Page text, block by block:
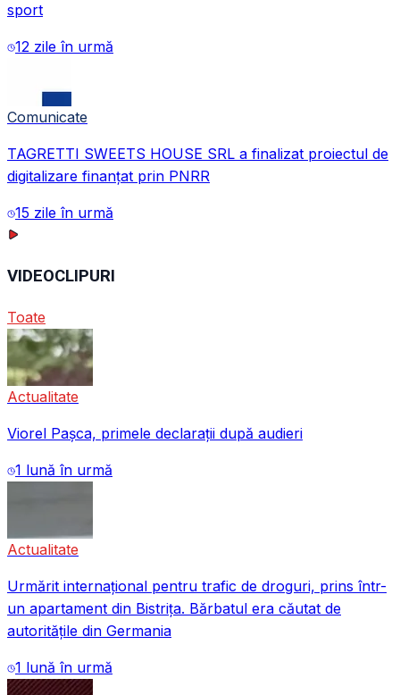
sport
12 zile în urmă
Comunicate
TAGRETTI SWEETS HOUSE SRL a finalizat proiectul de
digitalizare finanțat prin PNRR
15 zile în urmă
VIDEOCLIPURI
Toate
Actualitate
Viorel Pașca, primele declarații după audieri
1 lună în urmă
Actualitate
Urmărit internațional pentru trafic de droguri, prins într-
un apartament din Bistrița. Bărbatul era căutat de
autoritățile din Germania
1 lună în urmă